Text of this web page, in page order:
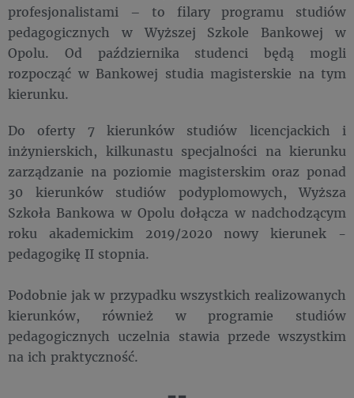
profesjonalistami – to filary programu studiów
pedagogicznych w Wyższej Szkole Bankowej w
Opolu. Od października studenci będą mogli
rozpocząć w Bankowej studia magisterskie na tym
kierunku.
Do oferty 7 kierunków studiów licencjackich i
inżynierskich, kilkunastu specjalności na kierunku
zarządzanie na poziomie magisterskim oraz ponad
30 kierunków studiów podyplomowych, Wyższa
Szkoła Bankowa w Opolu dołącza w nadchodzącym
roku akademickim 2019/2020 nowy kierunek -
pedagogikę II stopnia.
Podobnie jak w przypadku wszystkich realizowanych
kierunków, również w programie studiów
pedagogicznych uczelnia stawia przede wszystkim
na ich praktyczność.